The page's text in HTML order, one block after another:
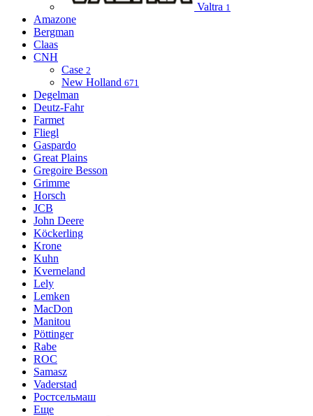
Valtra 1
Amazone
Bergman
Claas
CNH
Case 2
New Holland 671
Degelman
Deutz-Fahr
Farmet
Fliegl
Gaspardo
Great Plains
Gregoire Besson
Grimme
Horsch
JCB
John Deere
Köckerling
Krone
Kuhn
Kverneland
Lely
Lemken
MacDon
Manitou
Pöttinger
Rabe
ROC
Samasz
Vaderstad
Ростсельмаш
Еще